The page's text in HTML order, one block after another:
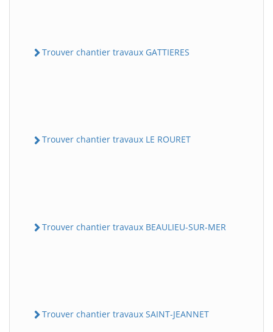
Trouver chantier travaux GATTIERES
Trouver chantier travaux LE ROURET
Trouver chantier travaux BEAULIEU-SUR-MER
Trouver chantier travaux SAINT-JEANNET